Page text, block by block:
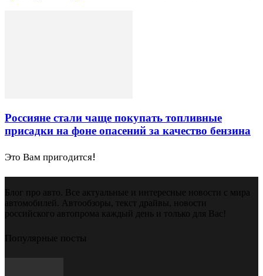
Россияне стали чаще покупать топливные
присадки на фоне опасений за качество бензина
Это Вам пригодится!
Блог про авто. Все актуальные и интересные новости с мира
автомобилей. Автообзоры, текст драйвы, новости
российского автопрома каждый день и только для Вас!
Популярные посты